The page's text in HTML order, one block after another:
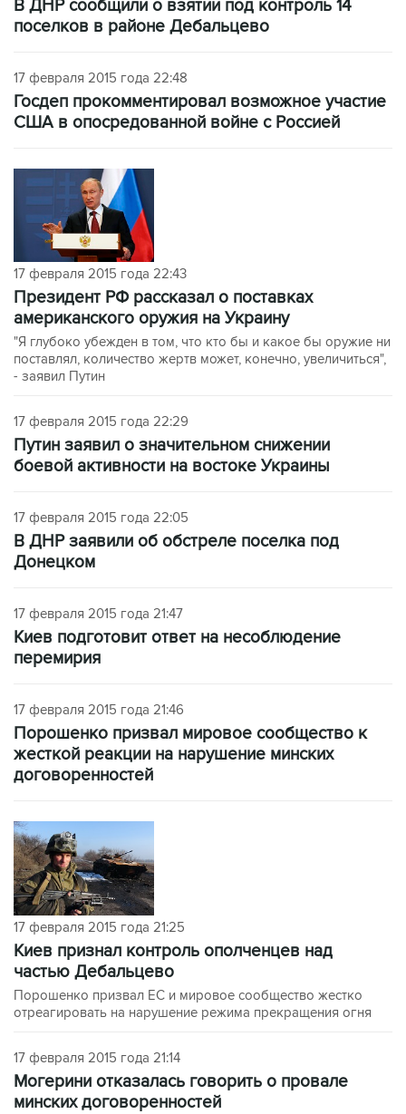
В ДНР сообщили о взятии под контроль 14
поселков в районе Дебальцево
17 февраля 2015 года 22:48
Госдеп прокомментировал возможное участие
США в опосредованной войне с Россией
17 февраля 2015 года 22:43
Президент РФ рассказал о поставках
американского оружия на Украину
"Я глубоко убежден в том, что кто бы и какое бы оружие ни
поставлял, количество жертв может, конечно, увеличиться",
- заявил Путин
17 февраля 2015 года 22:29
Путин заявил о значительном снижении
боевой активности на востоке Украины
17 февраля 2015 года 22:05
В ДНР заявили об обстреле поселка под
Донецком
17 февраля 2015 года 21:47
Киев подготовит ответ на несоблюдение
перемирия
17 февраля 2015 года 21:46
Порошенко призвал мировое сообщество к
жесткой реакции на нарушение минских
договоренностей
17 февраля 2015 года 21:25
Киев признал контроль ополченцев над
частью Дебальцево
Порошенко призвал ЕС и мировое сообщество жестко
отреагировать на нарушение режима прекращения огня
17 февраля 2015 года 21:14
Могерини отказалась говорить о провале
минских договоренностей